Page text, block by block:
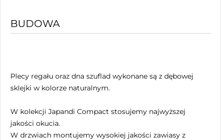
BUDOWA
Plecy regału oraz dna szuflad wykonane są z dębowej
sklejki w kolorze naturalnym.
W kolekcji Japandi Compact stosujemy najwyższej
jakości okucia.
W drzwiach montujemy wysokiej jakości zawiasy z